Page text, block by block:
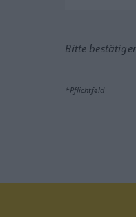
Bitte
*Pflichtfeld